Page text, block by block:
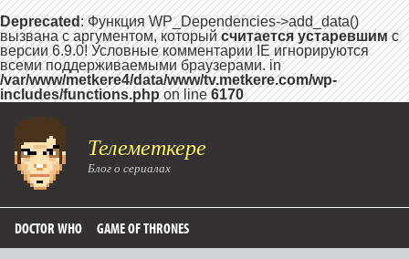
Deprecated: Функция WP_Dependencies->add_data()
вызвана с аргументом, которыйсчитается устаревшимс
версии 6.9.0! Условные комментарии IE игнорируются
всеми поддерживаемыми браузерами. in
/var/www/metkere4/data/www/tv.metkere.com/wp-
includes/functions.phpon line6170
Телеметкере
Блог о сериалах
DOCTOR WHO GAME OF THRONES